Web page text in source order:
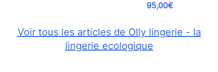
95,00€
Voir tous les articles de Olly lingerie - la
lingerie ecologique